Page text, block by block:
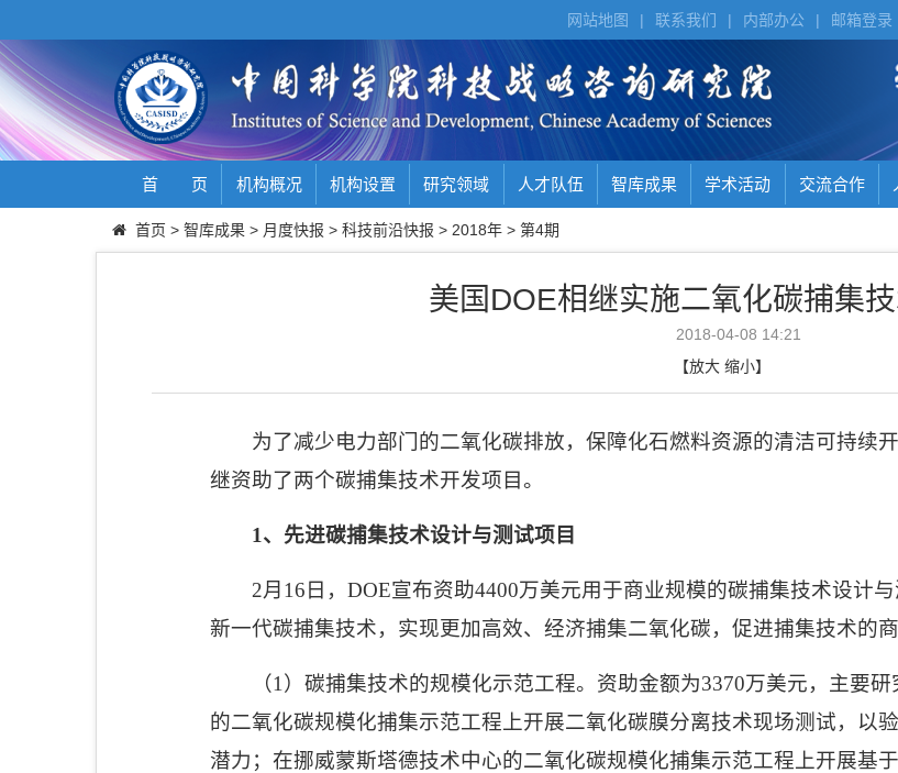
邮箱登录
|
内部办公
|
联系我们
|
网站地图
首 页 机构概况 机构设置 研究领域 人才队伍 智库成果 学术活动 交流合作
首页 > 智库成果 > 月度快报 > 科技前沿快报 > 2018年 > 第4期
美国DOE相继实施二氧化碳捕集
2018-04-08 14:21
【放大 缩小】
为了减少电力部门的二氧化碳排放，保障化石燃料资源的清洁可持续
继资助了两个碳捕集技术开发项目。
1、先进碳捕集技术设计与测试项目
2月 16 日， DOE宣布资助4400万美元用于商业规模的碳捕集技术设计
新一代碳捕集技术，实现更加高效、经济捕集二氧化碳，促进捕集技术的
（1 ）碳捕集技术的规模化示范工程。资助金额为3370万美元，主要
的二氧化碳规模化捕集示范工程上开展二氧化碳膜分离技术现场测试，以
潜力；在挪威蒙斯塔德技术中心的二氧化碳规模化捕集示范工程上开展基